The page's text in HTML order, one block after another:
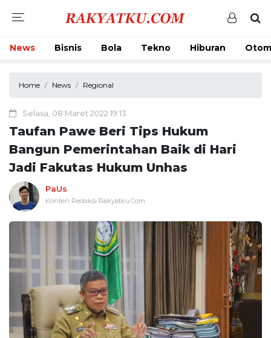
News Bisnis Bola Tekno Hiburan
Home News Regional
Selasa, 08 Maret 2022 19:13
Taufan Pawe Beri Tips Hukum
Bangun Pemerintahan Baik di Hari
Jadi Fakutas Hukum Unhas
PaUs
Konten Redaksi Rakyatku.Com